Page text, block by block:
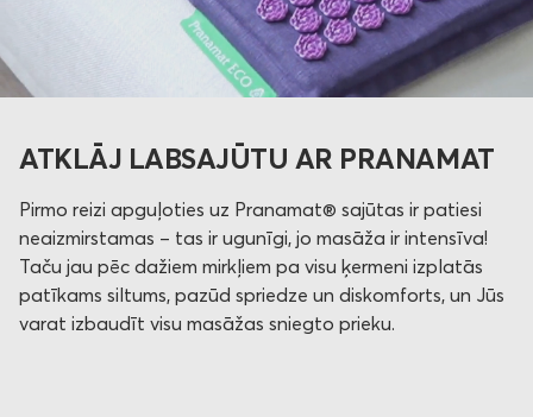
ATKLĀJ LABSAJŪTU AR PRANAMAT
Pirmo reizi apguļoties uz Pranamat® sajūtas ir patiesi
neaizmirstamas – tas ir ugunīgi, jo masāža ir intensīva!
Taču jau pēc dažiem mirkļiem pa visu ķermeni izplatās
patīkams siltums, pazūd spriedze un diskomforts, un Jūs
varat izbaudīt visu masāžas sniegto prieku.